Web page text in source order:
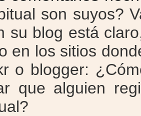
son suyos?
su blog está
en los sitios
o blogger:
que alguien